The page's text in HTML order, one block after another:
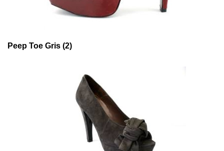
Peep Toe Gris (2)